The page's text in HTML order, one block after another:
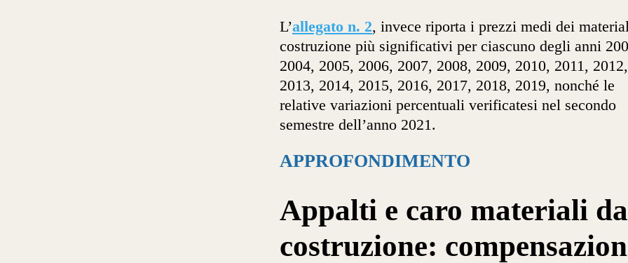
L’allegato n. 2, invece riporta i prezzi medi dei
costruzione più significativi per ciascuno degli anni
2004, 2005, 2006, 2007, 2008, 2009, 2010, 2011, 2012,
2013, 2014, 2015, 2016, 2017, 2018, 2019, nonché le
relative variazioni percentuali verificatesi nel secondo
semestre dell’anno 2021.
APPROFONDIMENTO
Appalti e caro materiali da
costruzione: